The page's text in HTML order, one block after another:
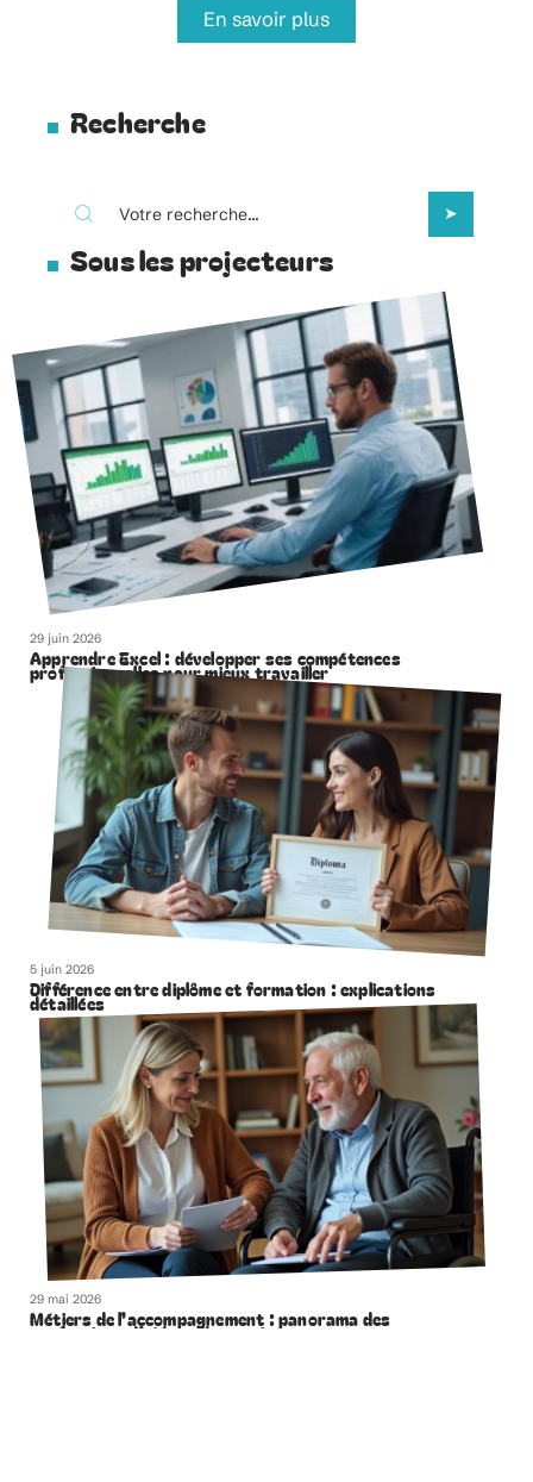
En savoir plus
Recherche
Sous les projecteurs
29 juin 2026
Apprendre Excel : développer ses compétences
professionnelles pour mieux travailler
5 juin 2026
Différence entre diplôme et formation : explications
détaillées
29 mai 2026
Métiers de l’accompagnement : panorama des
professions d’aide et de soutien